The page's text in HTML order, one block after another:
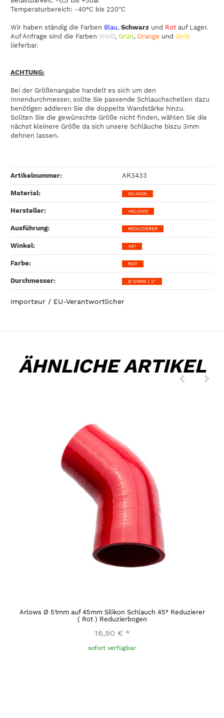
Temperaturbereich: -40°C bis 220"C
Wir haben ständig die Farben Blau, Schwarz und Rot auf Lager.
Auf Anfrage sind die Farben Weiß, Grün, Orange und Gelb
lieferbar.
ACHTUNG:
Bei der Größenangabe handelt es sich um den
Innendurchmesser, sollte Sie passende Schlauchschellen dazu
benötigen addieren Sie die doppelte Wandstärke hinzu.
Sollten Sie die gewünschte Größe nicht finden, wählen Sie die
nächst kleinere Größe da sich unsere Schläuche biszu 3mm
dehnen lassen.
Artikelnummer: AR3433
Material‍: SILIKON
Hersteller‍: ARLOWS
Ausführung‍: REDUZIERER
Winkel‍: 45°
Farbe‍: ROT
Durchmesser‍: Ø 51MM / 2"
Importeur / EU-Verantwortlicher
ÄHNLICHE ARTIKEL
Arlows Ø 51mm auf 45mm Silikon Schlauch 45° Reduzierer
( Rot ) Reduzierbogen
16,90 € *
sofort verfügbar